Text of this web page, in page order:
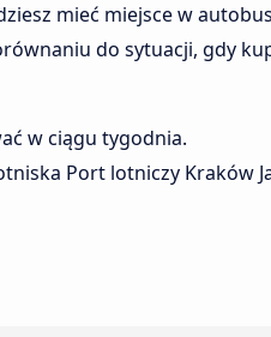
mieć miejsce w
do sytuacji, gdy
w ciągu tygodnia.
Port lotniczy Kraków